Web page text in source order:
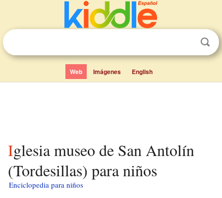
Web Imágenes English
Iglesia museo de San Antolín
(Tordesillas) para niños
Enciclopedia para niños